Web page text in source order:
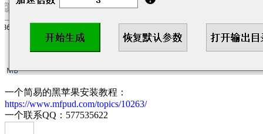
一个简易的黑苹果安装教程：
https://www.mfpud.com/topics/10263/
一个联系QQ：577535622